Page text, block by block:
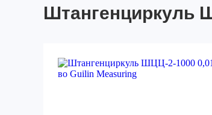
Штангенциркуль